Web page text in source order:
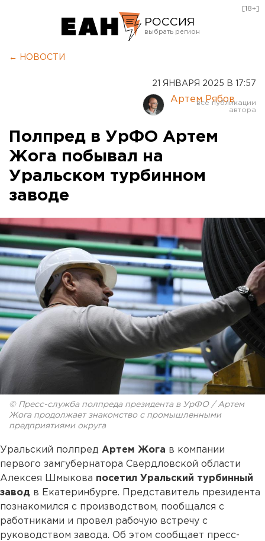
РОССИЯ
Курган
Оренбург
[18+]
← НОВОСТИ
21 ЯНВАРЯ 2025 В 17:57
Артем Рябов
Полпред в УрФО Артем
Жога побывал на
Уральском турбинном
заводе
© Пресс-служба полпреда президента в УрФО / Артем
Жога продолжает знакомство с промышленными
предприятиями округа
Уральский полпред Артем Жога в компании
первого замгубернатора Свердловской области
Алексея Шмыкова посетил Уральский турбинный
завод в Екатеринбурге. Представитель президента
познакомился с производством, пообщался с
работниками и провел рабочую встречу с
руководством завода. Об этом сообщает пресс-